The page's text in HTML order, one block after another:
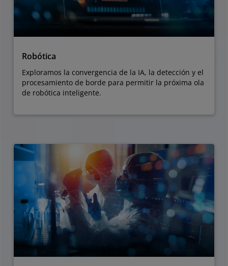
Robótica
Exploramos la convergencia de la IA, la detección y el
procesamiento de borde para permitir la próxima ola
de robótica inteligente.